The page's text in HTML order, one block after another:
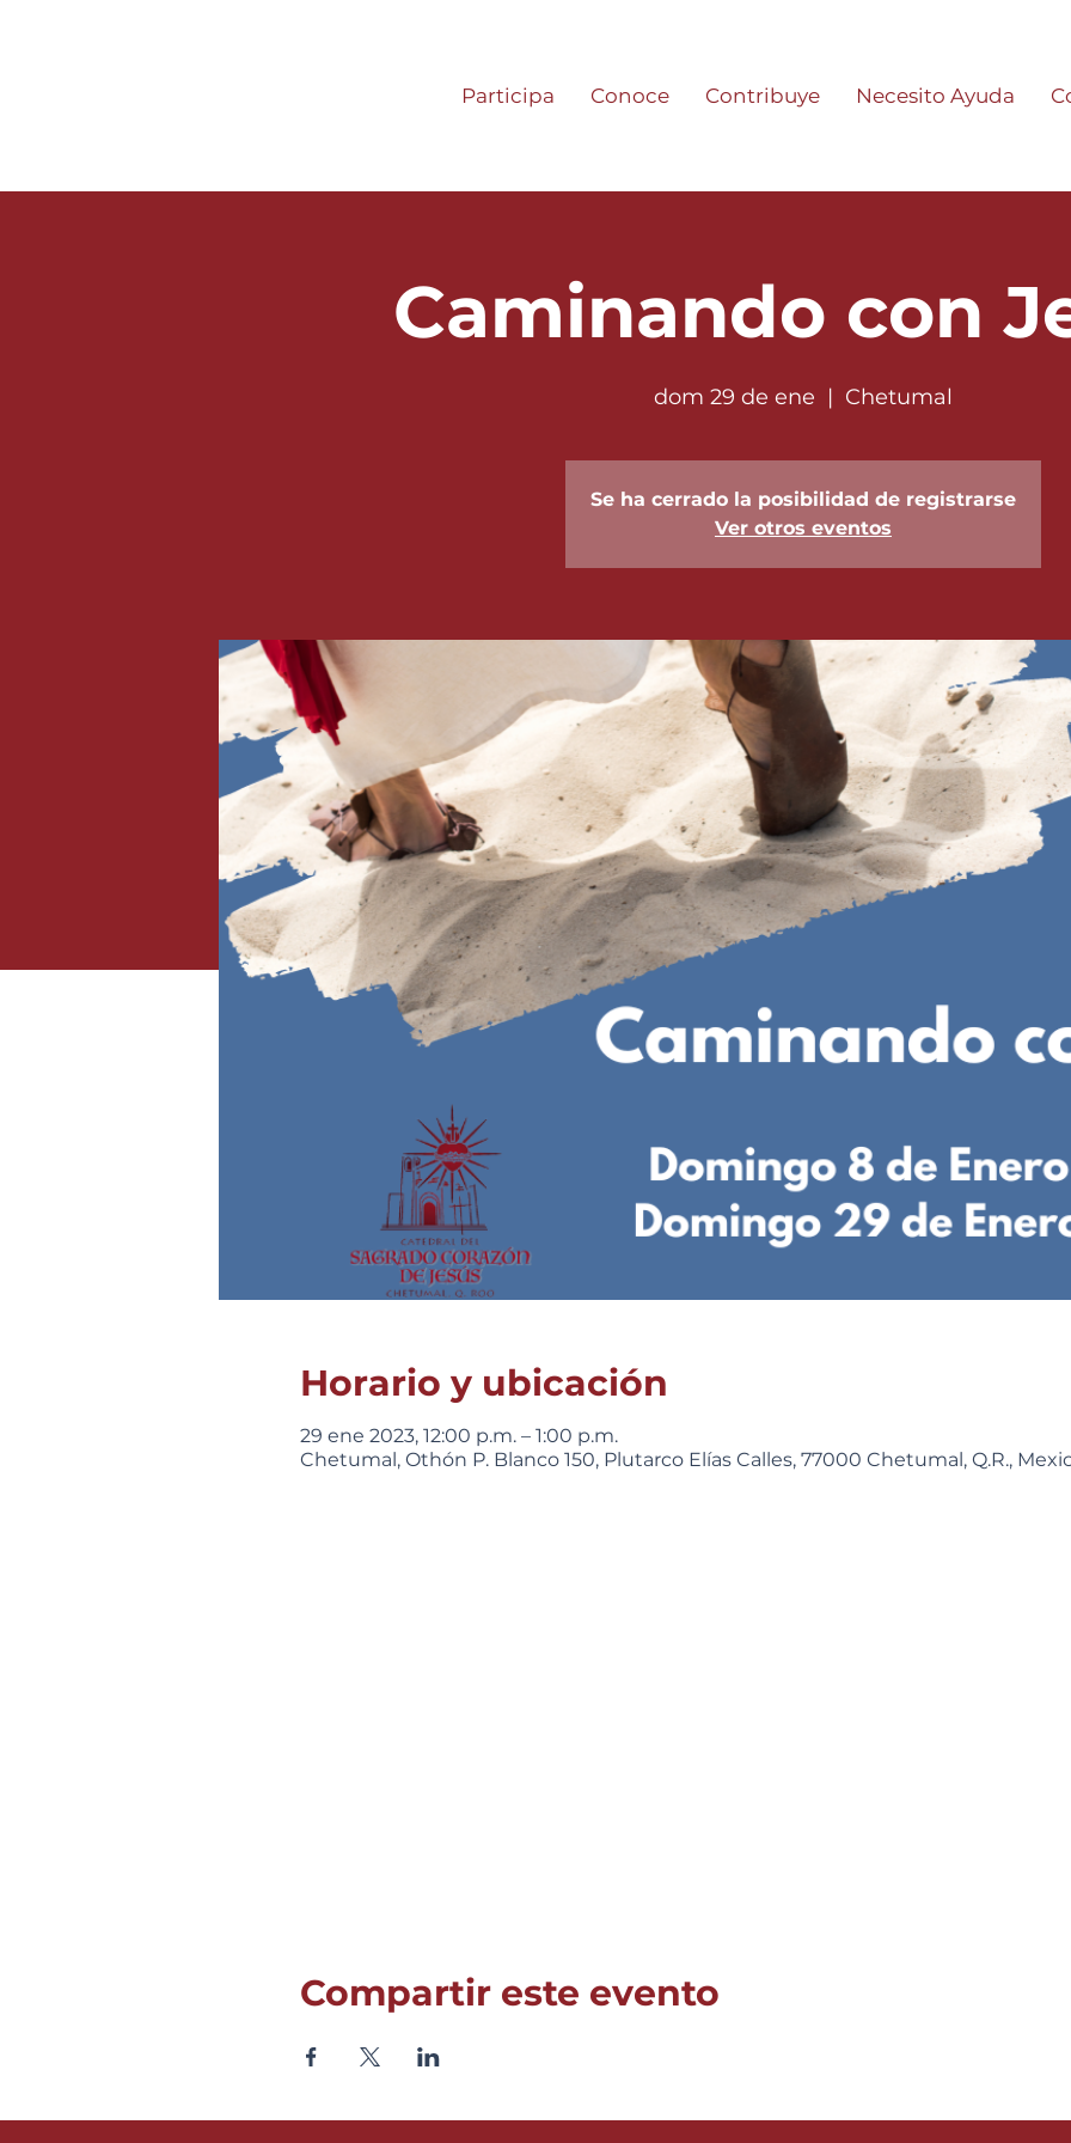
Participa Conoce Contribuye Necesito Ayuda
Caminando con
dom 29 de ene
  |
Chetumal
Se ha cerrado la posibilidad de registrarse
Ver otros eventos
Horario y ubicación
29 ene 2023, 12:00 p.m. – 1:00 p.m.
Chetumal, Othón P. Blanco 150, Plutarco Elías Calles, 77000 Chetumal, Q.R.,
Compartir este evento